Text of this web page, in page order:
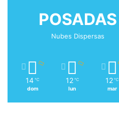
POSADAS
Nubes Dispersas
14 ℃
dom
12 ℃
lun
12 ℃
mar